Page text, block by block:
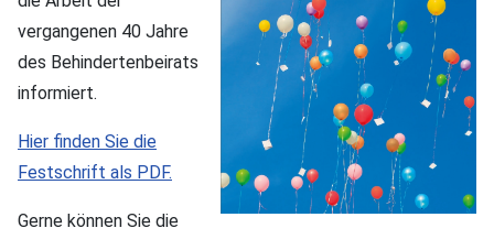
vergangenen 40 Jahre
des Behindertenbeirats
informiert.
Hier finden Sie die
Festschrift als PDF.
Gerne können Sie die